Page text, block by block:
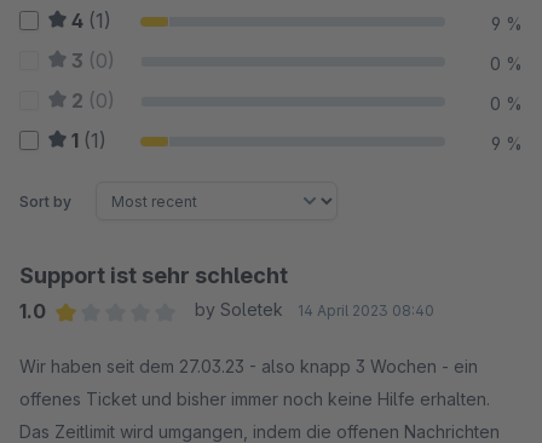
4 (1) 9 %
3 (0) 0 %
2 (0) 0 %
1 (1) 9 %
Sort by
Support ist sehr schlecht
1.0
by Soletek 14 April 2023 08:40
Wir haben seit dem 27.03.23 - also knapp 3 Wochen - ein
offenes Ticket und bisher immer noch keine Hilfe erhalten.
Das Zeitlimit wird umgangen, indem die offenen Nachrichten